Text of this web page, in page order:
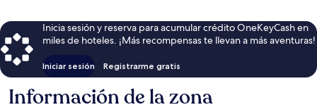
Inicia sesión y reserva para acumular crédito OneKeyCash en
miles de hoteles. ¡Más recompensas te llevan a más aventuras!
Iniciar sesión Registrarme gratis
Información de la zona